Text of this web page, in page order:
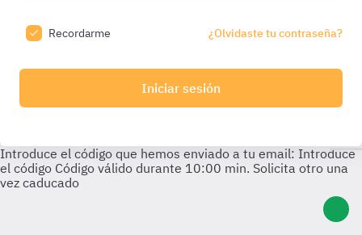
Recordarme ¿Olvidaste tu contraseña?
Iniciar sesión
Introduce el código que hemos enviado a tu email: Introduce
el código Código válido durante 10:00 min. Solicita otro una
vez caducado